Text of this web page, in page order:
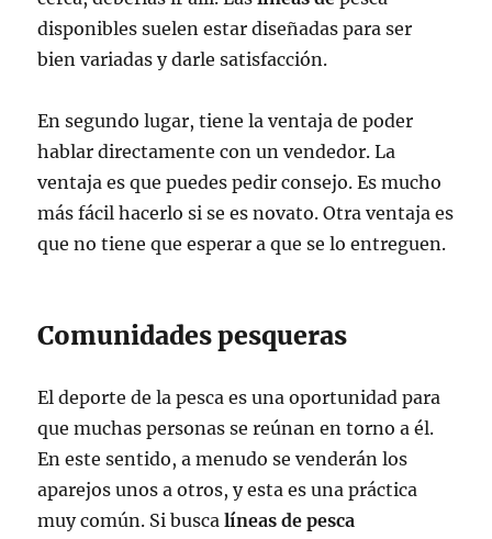
disponibles suelen estar diseñadas para ser
bien variadas y darle satisfacción.
En segundo lugar, tiene la ventaja de poder
hablar directamente con un vendedor. La
ventaja es que puedes pedir consejo. Es mucho
más fácil hacerlo si se es novato. Otra ventaja es
que no tiene que esperar a que se lo entreguen.
Comunidades pesqueras
El deporte de la pesca es una oportunidad para
que muchas personas se reúnan en torno a él.
En este sentido, a menudo se venderán los
aparejos unos a otros, y esta es una práctica
muy común. Si buscalíneas de pesca